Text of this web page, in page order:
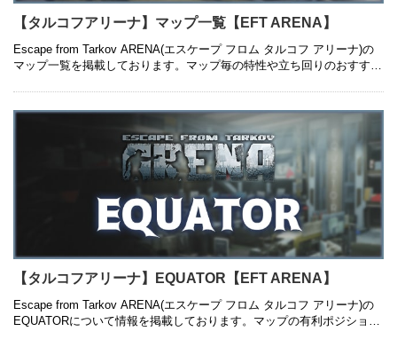
【タルコフアリーナ】マップ一覧【EFT ARENA】
Escape from Tarkov ARENA(エスケープ フロム タルコフ アリーナ)の
マップ一覧を掲載しております。マップ毎の特性や立ち回りのおすすめ
【タルコフアリーナ】EQUATOR【EFT ARENA】
Escape from Tarkov ARENA(エスケープ フロム タルコフ アリーナ)の
EQUATORについて情報を掲載しております。マップの有利ポジション